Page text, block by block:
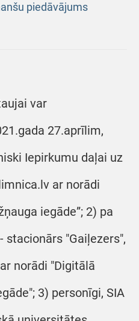
piedāvājums
var
27.aprīlim,
Iepirkumu daļai uz
ar norādi
iegāde”; 2) pa
stacionārs "Gaiļezers",
norādi "Digitālā
3) personīgi, SIA